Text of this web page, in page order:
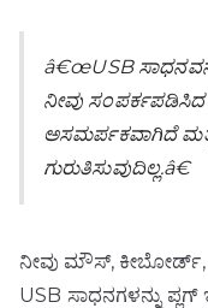
â€œUSB
ನೀವು
ಅಸಮರ್ಪಕವಾಗಿದೆ
ಗುರುತಿಸುವುದಿಲ್ಲ.â€
ನೀವು ಮೌಸ್, ಕೀಬೋರ್ಡ್,
USB ಸಾಧನಗಳನ್ನು